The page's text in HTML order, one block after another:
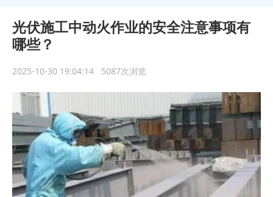
光伏施工中动火作业的安全注意事项有
哪些？
2025-10-30 19:04:14 5087次浏览